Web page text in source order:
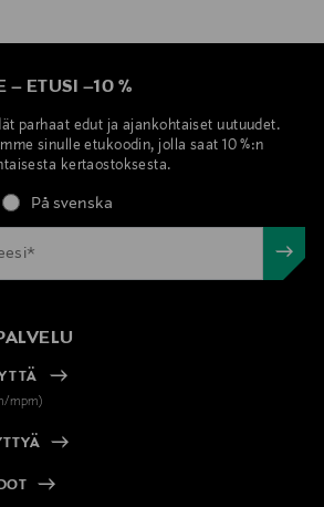
– ETUSI –10 %
parhaat edut ja ajankohtaiset uutuudet.
sinulle etukoodin, jolla saat 10 %:n
kertaostoksesta.
På svenska
mpm)